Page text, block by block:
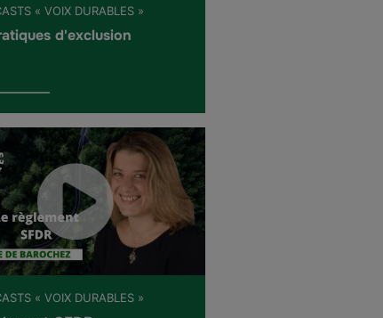
« VOIX DURABLES »
d'exclusion
« VOIX DURABLES »